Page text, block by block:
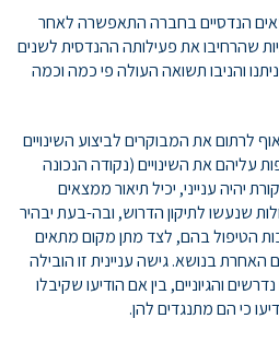
הנדסיים בחברה התאפשרה לאחר
שהרחיבו את פעילותה ההנדסית לשנים
והניבו תשואה העולה פי כמה וכמה
לרתום את המבוקרים לביצוע השינויים
עליהם את השינויים (נקודה הנכונה
יהיה ענייני, יכיל תיאור ממצאים
שנעשו לתיקון הדרוש, ובה-בעת יבהיר
הטיפול בהם, לצד מתן מקום מתאים
בנושא. גישה עניינית זו הובילה
והגיוניים, בין אם הודיעו שקיבלו
כי הם מתנגדים להן.